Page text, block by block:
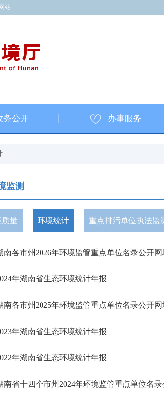
站
务公开 办事服务
监测
质量 环境统计 重点排污单位执法监
南各市州2026年环境监管重点单位名录公开网
年湖南省生态环境统计年报
南各市州2025年环境监管重点单位名录公开网
年湖南省生态环境统计年报
年湖南省生态环境统计年报
南省十四个市州2024年环境监管重点单位名录